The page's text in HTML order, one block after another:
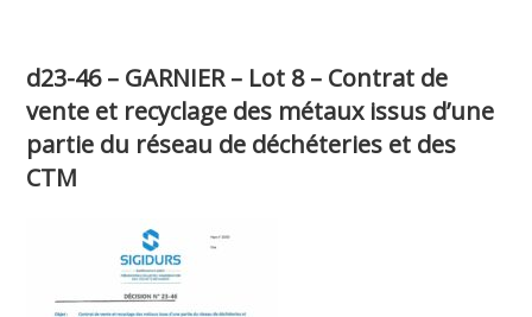
d23-46 – GARNIER – Lot 8 – Contrat de
vente et recyclage des métaux issus d’une
partie du réseau de déchéteries et des
CTM